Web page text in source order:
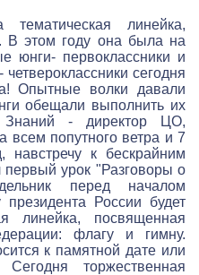
линейка,
В этом году она была на
юнги- первоклассники и
сегодня
Опытные волки давали
обещали выполнить их
Знаний - директор ЦО,
попутного ветра и 7
к бескрайним
урок "Разговоры о
перед началом
России будет
линейка, посвященная
флагу и гимну.
к памятной дате или
Сегодня торжественная